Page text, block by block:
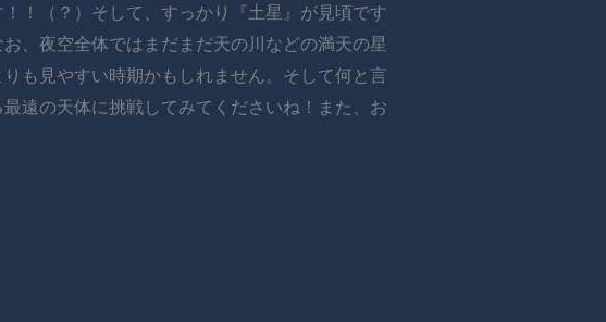
！（？）そして、すっかり『土星』が見頃です
、夜空全体ではまだまだ天の川などの満天の星
も見やすい時期かもしれません。そして何と言
遠の天体に挑戦してみてくださいね！また、お